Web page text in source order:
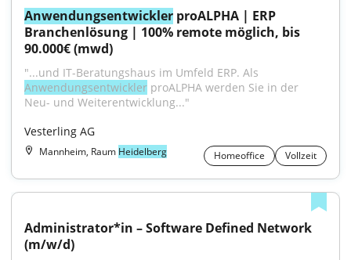
Anwendungsentwickler proALPHA | ERP
Branchenlösung | 100% remote möglich, bis
90.000€ (mwd)
Anwendungsentwickler proALPHA werden Sie in der
Neu- und Weiterentwicklung..."
Vesterling AG
Mannheim, Raum Heidelberg Homeoffice Vollzeit
Administrator*in – Software Defined Network
(m/w/d)